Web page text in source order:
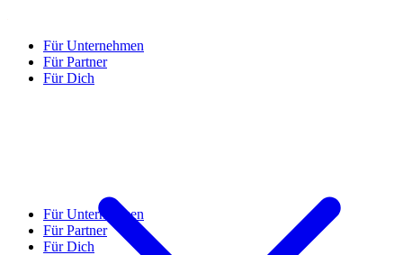
Für Unternehmen
Für Partner
Für Dich
Für Unternehmen
Für Partner
Für Dich